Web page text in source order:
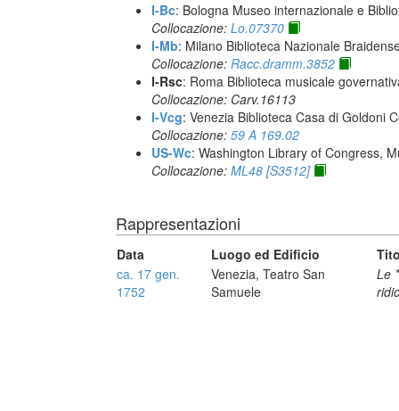
I-Bc: Bologna Museo internazionale e
Collocazione: Lo.07370
I-Mb: Milano Biblioteca Nazionale
Collocazione: Racc.dramm.3852
I-Rsc: Roma Biblioteca musicale
Collocazione: Carv.16113
I-Vcg: Venezia Biblioteca Casa di Goldoni
Collocazione: 59 A 169.02
US-Wc: Washington Library of Congress,
Collocazione: ML48 [S3512]
Rappresentazioni
Data Luogo ed Edificio
ca. 17 gen.
1752
Venezia, Teatro San
Samuele
Le